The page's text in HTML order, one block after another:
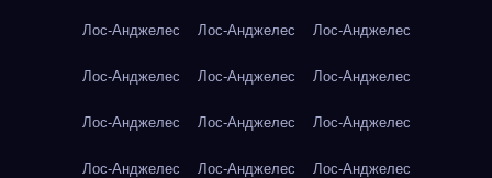
Лос-Анджелес Лос-Анджелес Лос-Анджелес
Лос-Анджелес Лос-Анджелес Лос-Анджелес
Лос-Анджелес Лос-Анджелес Лос-Анджелес
Лос-Анджелес Лос-Анджелес Лос-Анджелес